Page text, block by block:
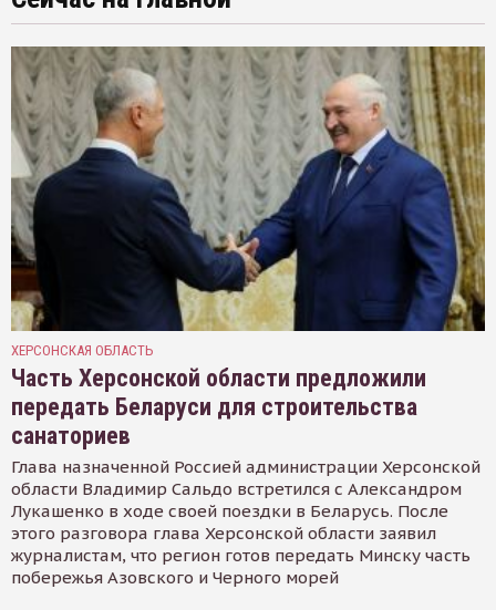
ХЕРСОНСКАЯ ОБЛАСТЬ
Часть Херсонской области предложили
передать Беларуси для строительства
санаториев
Глава назначенной Россией администрации Херсонской
области Владимир Сальдо встретился с Александром
Лукашенко в ходе своей поездки в Беларусь. После
этого разговора глава Херсонской области заявил
журналистам, что регион готов передать Минску часть
побережья Азовского и Черного морей